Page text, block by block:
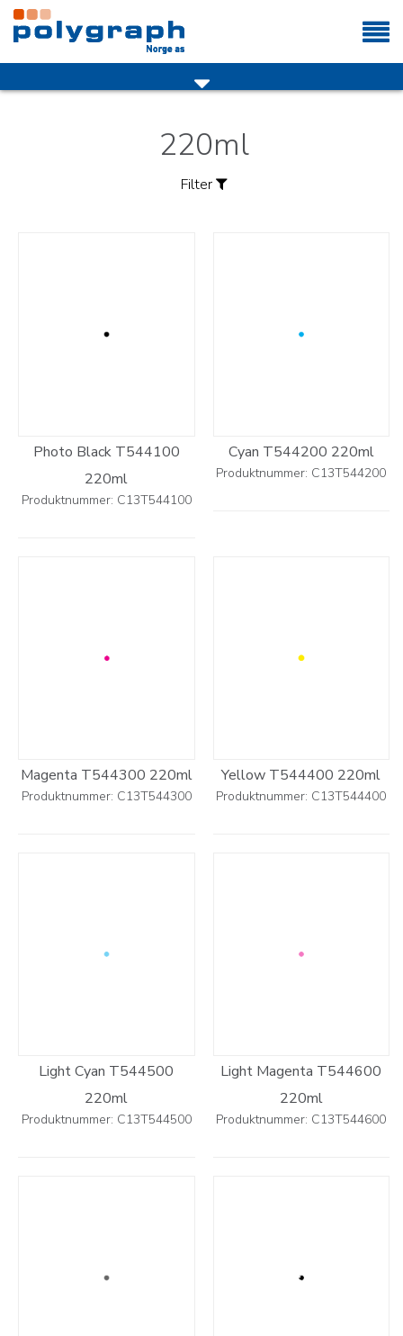
PRODUKTER
220ml
Filter
Photo Black T544100
220ml
Produktnummer: C13T544100
Cyan T544200 220ml
Produktnummer: C13T544200
Magenta T544300 220ml
Produktnummer: C13T544300
Yellow T544400 220ml
Produktnummer: C13T544400
Light Cyan T544500
220ml
Produktnummer: C13T544500
Light Magenta T544600
220ml
Produktnummer: C13T544600